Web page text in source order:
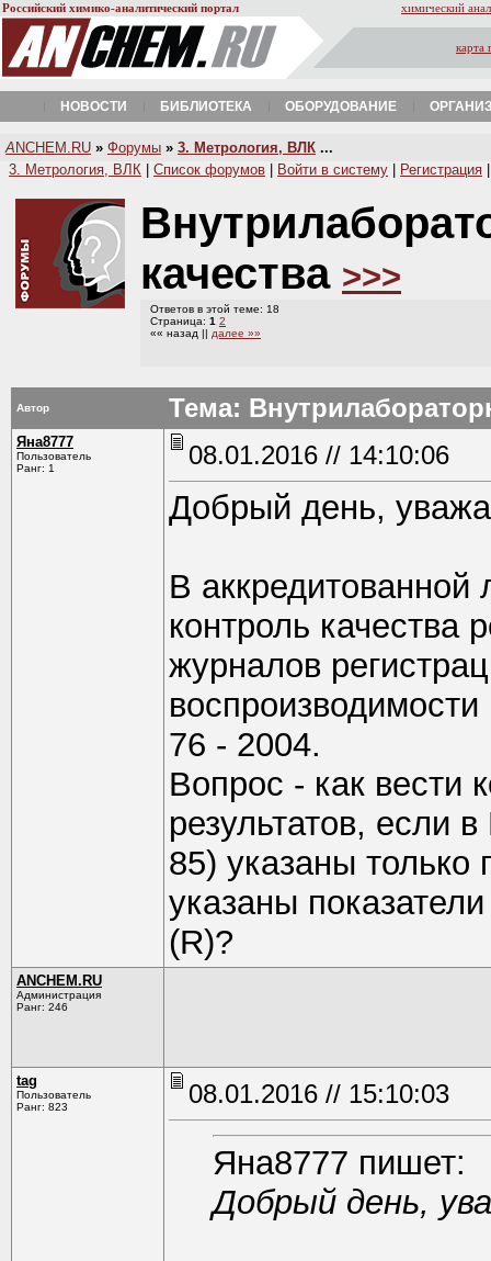
Российский химико-аналитический портал химический
карта
НОВОСТИ БИБЛИОТЕКА ОБОРУДОВАНИЕ
A NCHEM.RU » Форумы » 3. Метрология, ВЛК ...
3. Метрология, ВЛК
Список форумов Войти в систему Регистрация
качества >>>
Ответов в этой теме: 18
Страница: 1 2
«« назад || далее »»
Автор Тема:
Яна8777
Пользователь
Ранг: 1
08.01.2016 // 14:10:06
Добрый день,
В аккредитованной
контроль качества
журналов
76 - 2004.
Вопрос - как вести
результатов, если
85) указаны только
указаны
(R)?
ANCHEM.RU
Администрация
Ранг: 246
tag
Пользователь
Ранг: 823
08.01.2016 // 15:10:03
Яна8777 пишет:
Добрый день,